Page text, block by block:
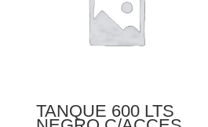
TANQUE 600 LTS